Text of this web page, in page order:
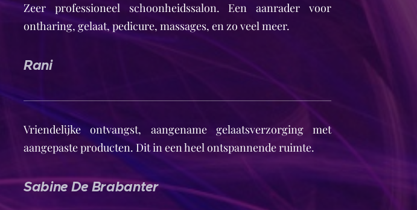
Zeer professioneel schoonheidssalon. Een aanrader voor
ontharing, gelaat, pedicure, massages, en zo veel meer.
Rani
Vriendelijke ontvangst, aangename gelaatsverzorging met
aangepaste producten. Dit in een heel ontspannende ruimte.
Sabine De Brabanter